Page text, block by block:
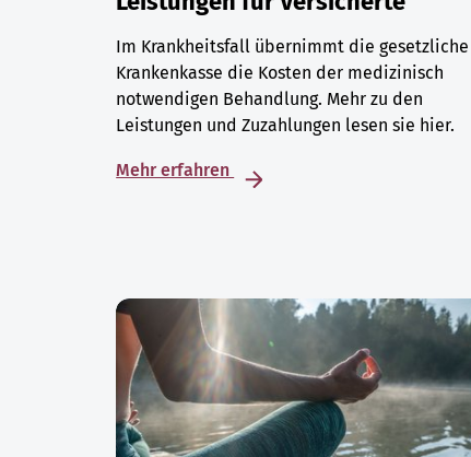
Im Krankheitsfall übernimmt die gesetzliche
Krankenkasse die Kosten der medizinisch
notwendigen Behandlung. Mehr zu den
Leistungen und Zuzahlungen lesen sie hier.
Mehr erfahren